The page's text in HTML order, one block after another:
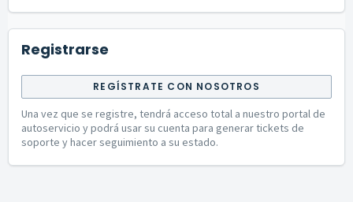
Registrarse
REGÍSTRATE CON NOSOTROS
Una vez que se registre, tendrá acceso total a nuestro portal de
autoservicio y podrá usar su cuenta para generar tickets de
soporte y hacer seguimiento a su estado.